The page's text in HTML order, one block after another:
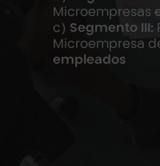
Microempresas
c) Segmento III:
Microempresa
empleados